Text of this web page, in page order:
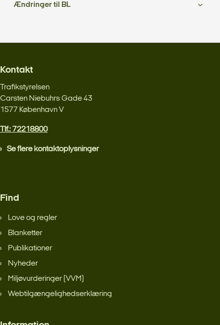
Ændringer til BL
Kontakt
Trafikstyrelsen
Carsten Niebuhrs Gade 43
1577 København V
Tlf.: 72218800
Se flere kontaktoplysninger
Find
Love og regler
Blanketter
Publikationer
Nyheder
Miljøvurderinger (VVM)
Webtilgængelighedserklæring